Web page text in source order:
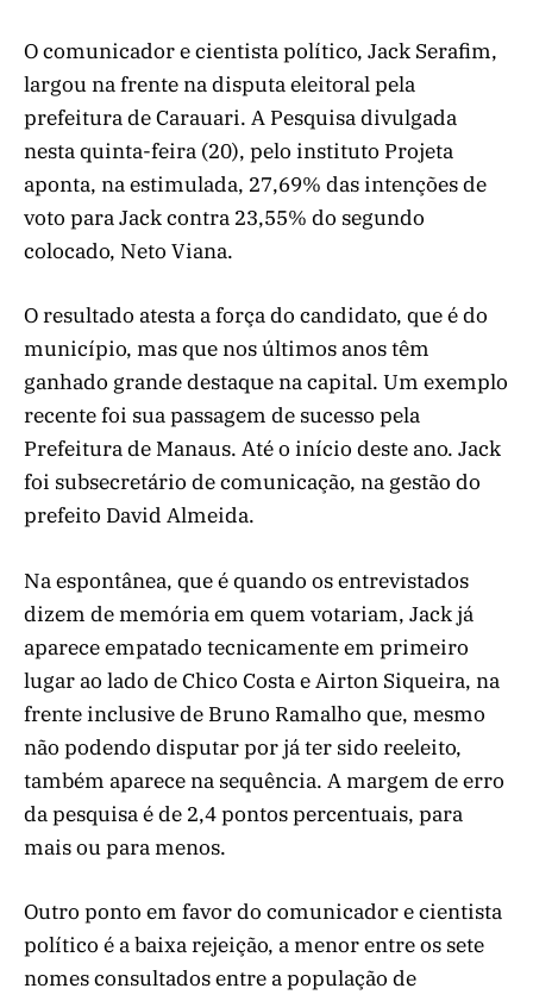
O comunicador e cientista político, Jack Serafim,
largou na frente na disputa eleitoral pela
prefeitura de Carauari. A Pesquisa divulgada
nesta quinta-feira (20), pelo instituto Projeta
aponta, na estimulada, 27,69% das intenções de
voto para Jack contra 23,55% do segundo
colocado, Neto Viana.
O resultado atesta a força do candidato, que é do
município, mas que nos últimos anos têm
ganhado grande destaque na capital. Um exemplo
recente foi sua passagem de sucesso pela
Prefeitura de Manaus. Até o início deste ano. Jack
foi subsecretário de comunicação, na gestão do
prefeito David Almeida.
Na espontânea, que é quando os entrevistados
dizem de memória em quem votariam, Jack já
aparece empatado tecnicamente em primeiro
lugar ao lado de Chico Costa e Airton Siqueira, na
frente inclusive de Bruno Ramalho que, mesmo
não podendo disputar por já ter sido reeleito,
também aparece na sequência. A margem de erro
da pesquisa é de 2,4 pontos percentuais, para
mais ou para menos.
Outro ponto em favor do comunicador e cientista
político é a baixa rejeição, a menor entre os sete
nomes consultados entre a população de